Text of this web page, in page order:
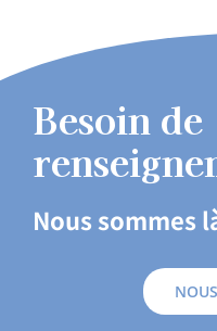
Besoin de
Nous sommes